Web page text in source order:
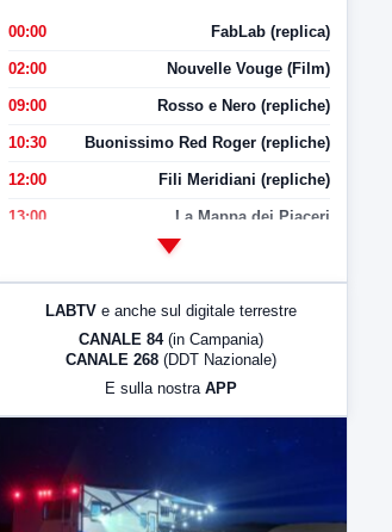
00:00 FabLab (replica)
02:00 Nouvelle Vouge (Film)
09:00 Rosso e Nero (repliche)
10:30 Buonissimo Red Roger (repliche)
12:00 Fili Meridiani (repliche)
13:00 La Mappa dei Piaceri
LabNews (Diretta)
LABTV e anche sul digitale terrestre
CANALE 84 (in Campania)
CANALE 268 (DDT Nazionale)
E sulla nostra APP